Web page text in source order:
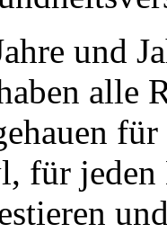
und
alle
für